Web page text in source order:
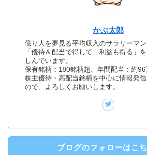
かぶ太郎
億り人を夢見る平均収入のサラリーマン
「優待＆配当で得して、利益も得る」
しんでいます。
保有銘柄：180銘柄超、年間配当：約96
株主優待・高配当銘柄を中心に情報発
ので、よろしくお願いします。
ブログのフォローはこ